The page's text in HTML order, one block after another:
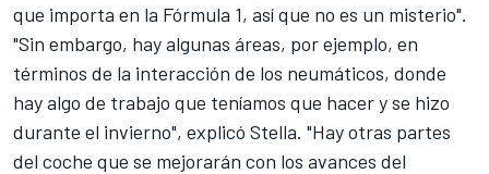
que importa en la Fórmula 1, así que no es un misterio".
"Sin embargo, hay algunas áreas, por ejemplo, en
términos de la interacción de los neumáticos, donde
hay algo de trabajo que teníamos que hacer y se hizo
durante el invierno", explicó Stella. "Hay otras partes
del coche que se mejorarán con los avances del